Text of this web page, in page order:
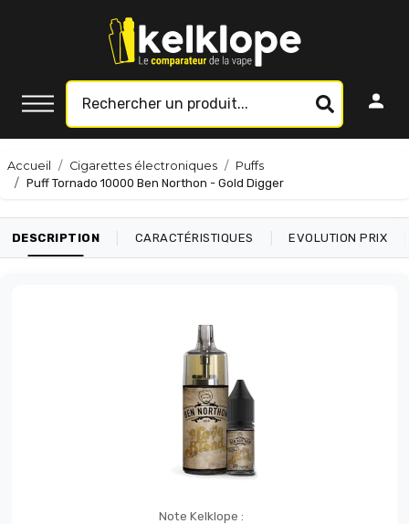
Accueil Cigarettes électroniques
Puffs
Puff Tornado 10000 Ben Northon - Gold Digger
DESCRIPTION CARACTÉRISTIQUES EVOLUTION PRIX
Note Kelklope :